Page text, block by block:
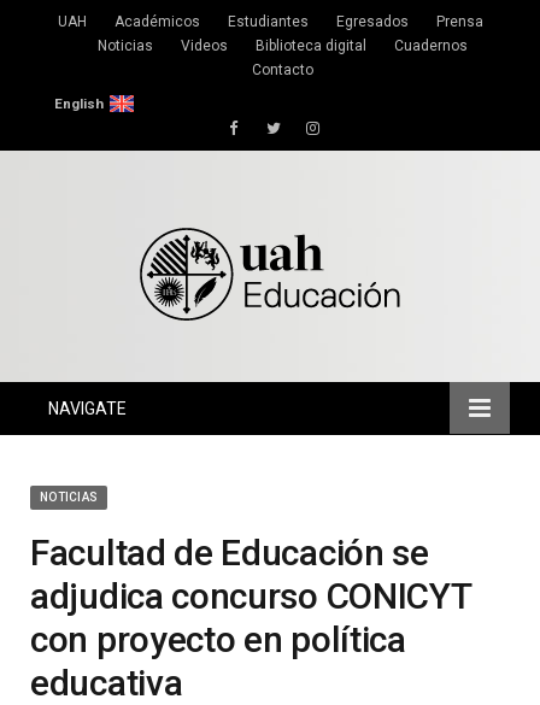
UAH Académicos Estudiantes Egresados
Prensa
Noticias
Videos Biblioteca digital
Cuadernos
Contacto
English
FacebookTwitterInstagram
NAVIGATE
NOTICIAS
Facultad de Educación se
adjudica concurso CONICYT
con proyecto en política
educativa